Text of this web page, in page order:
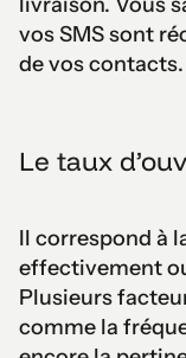
vos SMS sont
de vos contacts.
Le taux
Il correspond à
effectivement
Plusieurs
comme la